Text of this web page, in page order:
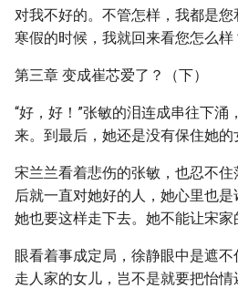
对我不好的。不管怎样，我都是
寒假的时候，我就回来看您怎么样
第三章 变成崔芯爱了？（下）
“好，好！”张敏的泪连成串往下涌
来。到最后，她还是没有保住她的
宋兰兰看着悲伤的张敏，也忍不
后就一直对她好的人，她心里也是
她也要这样走下去。她不能让宋家
眼看着事成定局，徐静眼中是遮
走人家的女儿，岂不是就要把怡